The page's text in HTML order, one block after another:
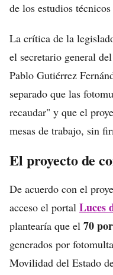
de los estudios
La crítica de la
el secretario general
Pablo Gutiérrez
separado que las
recaudar" y que el
mesas de trabajo, sin
El proyecto de
De acuerdo con el
acceso el portal Luces
plantearía que el 70
generados por
Movilidad del Estado